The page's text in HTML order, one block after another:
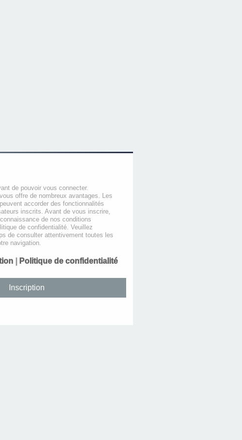
de pouvoir vous connecter.
offre de nombreux avantages. Les
accorder des fonctionnalités
inscrits. Avant de vous inscrire,
de nos conditions
de confidentialité. Veuillez
de consulter attentivement toutes les
navigation.
Politique de confidentialité
Inscription